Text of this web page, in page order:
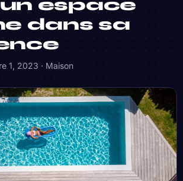
espace
dans sa
1, 2023 · Maison